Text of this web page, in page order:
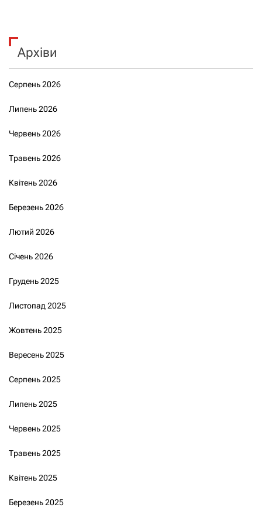
Архіви
Серпень 2026
Липень 2026
Червень 2026
Травень 2026
Квітень 2026
Березень 2026
Лютий 2026
Січень 2026
Грудень 2025
Листопад 2025
Жовтень 2025
Вересень 2025
Серпень 2025
Липень 2025
Червень 2025
Травень 2025
Квітень 2025
Березень 2025